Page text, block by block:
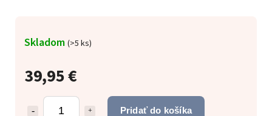
39,95 €
Pridať do košíka
Skladom (>5 ks)